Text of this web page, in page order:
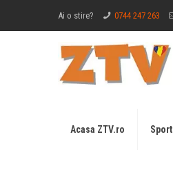
Ai o stire? 0744 247 263
Acasa ZTV.ro Sport